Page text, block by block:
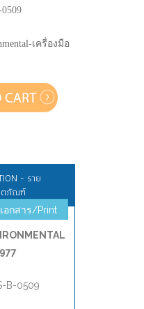
เครื่องมือ
- ราย
ตภัณฑ์
อกสาร/Print
B-0509